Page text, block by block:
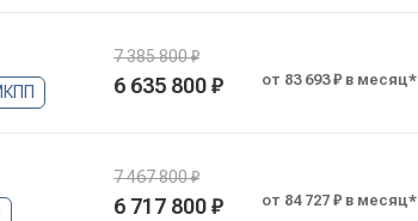
7 385 800 ₽
6 635 800 ₽ от 83 693 ₽ в месяц*
7 467 800 ₽
6 717 800 ₽ от 84 727 ₽ в месяц*